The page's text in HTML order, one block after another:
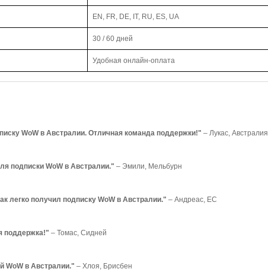
EN, FR, DE, IT, RU, ES, UA
30 / 60 дней
Удобная онлайн-оплата
WoW в Австралии. Отличная команда поддержки!" – Лукас, Австралия
подписки WoW в Австралии." – Эмили, Мельбурн
легко получил подписку WoW в Австралии." – Андреас, ЕС
поддержка!" – Томас, Сидней
WoW в Австралии." – Хлоя, Брисбен